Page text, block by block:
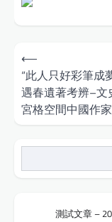
Post
navigation
⟵
“此人只好彩筆
遇春遺著考辨–文
宮格空間中國作
測試文章 –